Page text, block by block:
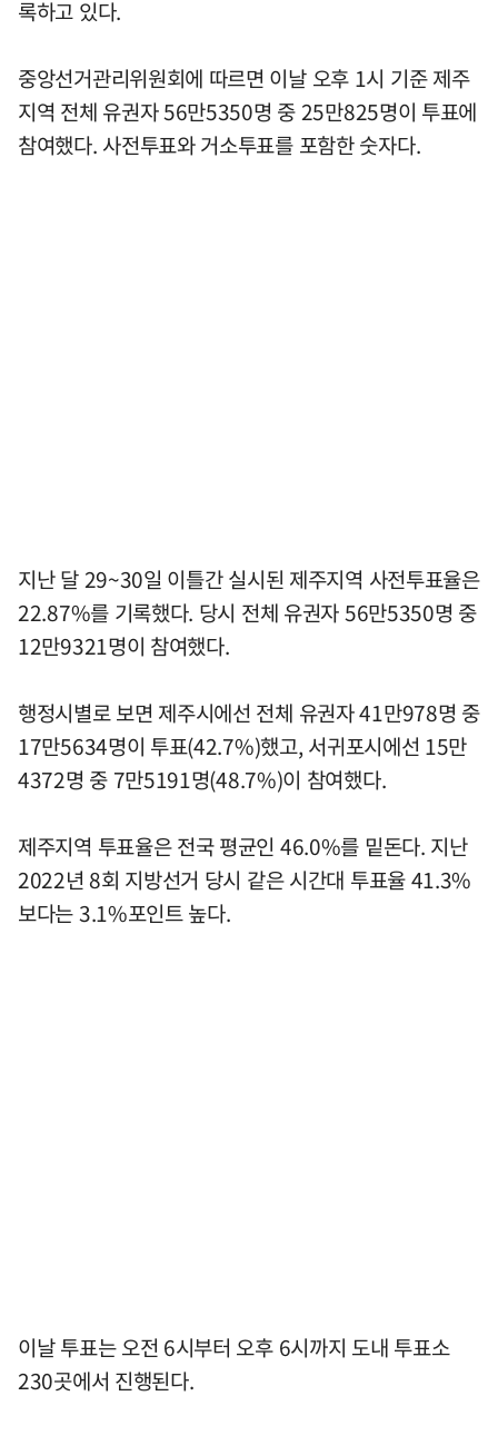
록하고 있다.
중앙선거관리위원회에 따르면 이날 오후 1시 기준 제주
지역 전체 유권자 56만5350명 중 25만825명이 투표에
참여했다. 사전투표와 거소투표를 포함한 숫자다.
지난 달 29~30일 이틀간 실시된 제주지역 사전투표율은
22.87%를 기록했다. 당시 전체 유권자 56만5350명 중
12만9321명이 참여했다.
행정시별로 보면 제주시에선 전체 유권자 41만978명 중
17만5634명이 투표(42.7%)했고, 서귀포시에선 15만
4372명 중 7만5191명(48.7%)이 참여했다.
제주지역 투표율은 전국 평균인 46.0%를 밑돈다. 지난
2022년 8회 지방선거 당시 같은 시간대 투표율 41.3%
보다는 3.1%포인트 높다.
이날 투표는 오전 6시부터 오후 6시까지 도내 투표소
230곳에서 진행된다.